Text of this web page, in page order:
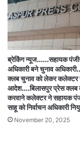
ब्रेकिंग न्यूज……सहायक
अधिकारी बने चुनाव
क्लब चुनाव को लेकर कलेक्टर
आदेश….बिलासपुर प्रेस क्लब
करवाने कलेक्टर ने सहायक
साहू को निर्वाचन अधिकारी
November 20, 2025